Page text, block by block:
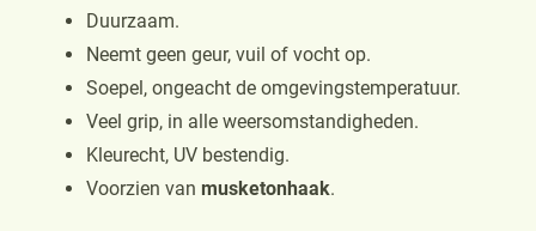
Duurzaam.
Neemt geen geur, vuil of vocht op.
Soepel, ongeacht de omgevingstemperatuur.
Veel grip, in alle weersomstandigheden.
Kleurecht, UV bestendig.
Voorzien van musketonhaak.